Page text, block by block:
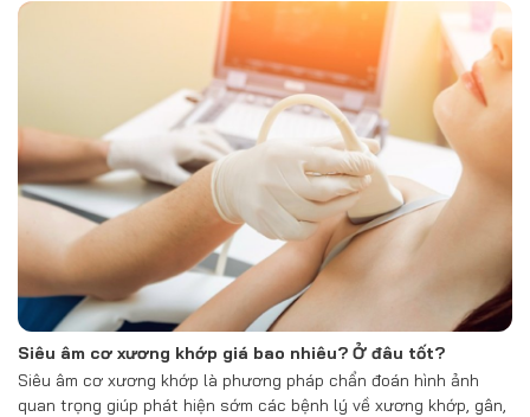
Siêu âm cơ xương khớp giá bao nhiêu? Ở đâu tốt?
Siêu âm cơ xương khớp là phương pháp chẩn đoán hình ảnh
quan trọng giúp phát hiện sớm các bệnh lý về xương khớp, gân,